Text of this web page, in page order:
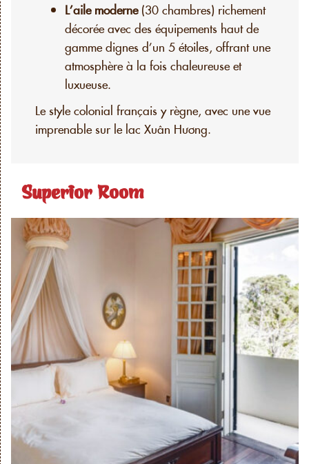
L’aile moderne(30 chambres) richement
décorée avec des équipements haut de
gamme dignes d’un 5 étoiles, offrant une
atmosphère à la fois chaleureuse et
luxueuse.
Le style colonial français y règne, avec une vue
imprenable sur le lac Xuân Hương.
Superior Room